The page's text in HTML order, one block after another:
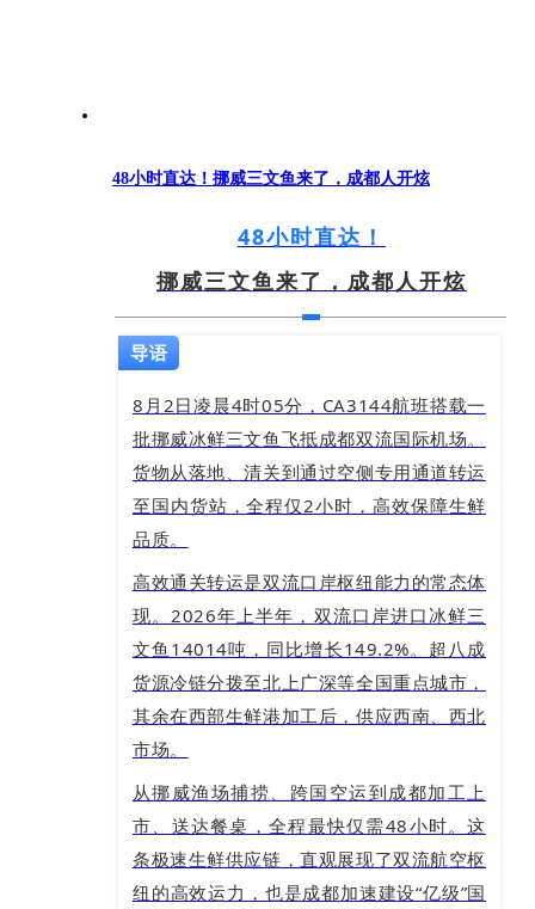
48小时直达！挪威三文鱼来了，成都人开炫
48小时直达！
挪威三文鱼来了，成都人开炫
导语
8月2日凌晨4时05分，CA3144航班搭载一
批挪威冰鲜三文鱼飞抵成都双流国际机场。
货物从落地、清关到通过空侧专用通道转运
至国内货站，全程仅2小时，高效保障生鲜
品质。
高效通关转运是双流口岸枢纽能力的常态体
现。2026年上半年，双流口岸进口冰鲜三
文鱼14014吨，同比增长149.2%。超八成
货源冷链分拨至北上广深等全国重点城市，
其余在西部生鲜港加工后，供应西南、西北
市场。
从挪威渔场捕捞、跨国空运到成都加工上
市、送达餐桌，全程最快仅需48小时。这
条极速生鲜供应链，直观展现了双流航空枢
纽的高效运力，也是成都加速建设“亿级”国